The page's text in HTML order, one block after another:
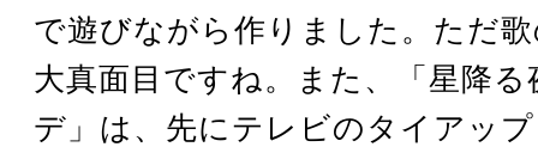
で遊びながら作りました。ただ
大真面目ですね。また、「星降
デ」は、先にテレビのタイアップ